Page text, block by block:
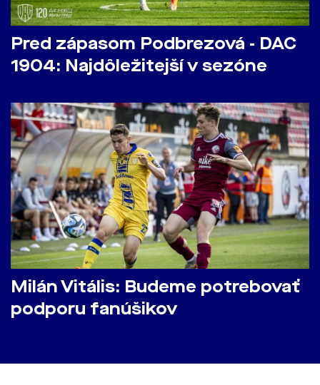
Pred zápasom Podbrezová - DAC
1904: Najdôležitejší v sezóne
Milán Vitális: Budeme potrebovať
podporu fanúšikov